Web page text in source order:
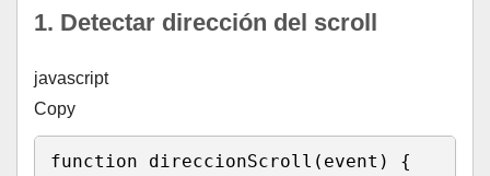
1. Detectar dirección del scroll
javascript
Copy
function direccionScroll ( event )
{